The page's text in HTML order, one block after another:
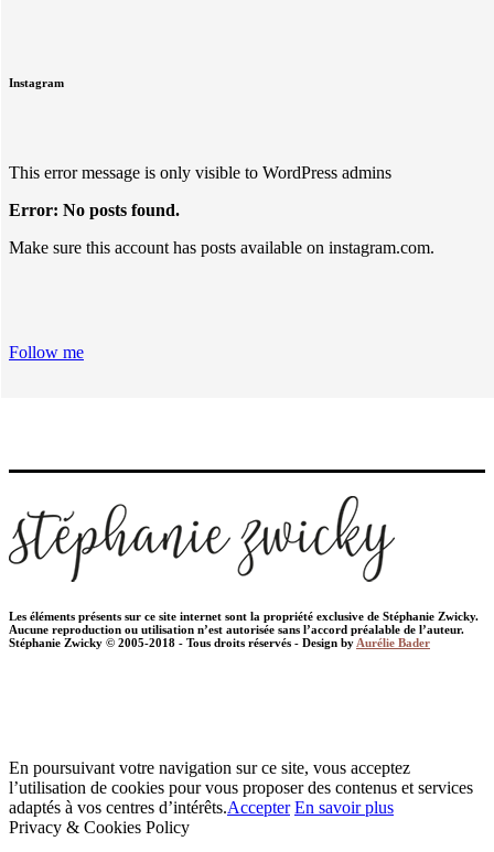
Instagram
This error message is only visible to WordPress admins
Error: No posts found.
Make sure this account has posts available on instagram.com.
Follow me
Les éléments présents sur ce site internet sont la propriété exclusive de Stéphanie Zwicky.
Aucune reproduction ou utilisation n’est autorisée sans l’accord préalable de l’auteur.
Stéphanie Zwicky © 2005-2018 - Tous droits réservés - Design by Aurélie Bader
En poursuivant votre navigation sur ce site, vous acceptez
l’utilisation de cookies pour vous proposer des contenus et services
adaptés à vos centres d’intérêts.Accepter En savoir plus
Privacy & Cookies Policy